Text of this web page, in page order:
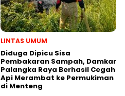
LINTAS UMUM
Diduga Dipicu Sisa
Pembakaran Sampah, Damkar
Palangka Raya Berhasil Cegah
Api Merambat ke Permukiman
di Menteng